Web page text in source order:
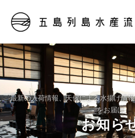
最新の入荷情報、天候による水揚げ情
をお届け
お知ら